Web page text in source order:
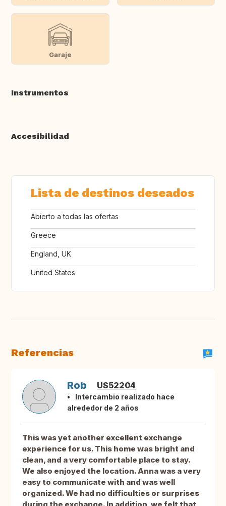
Garaje
Instrumentos
Accesibilidad
Lista de destinos deseados
Abierto a todas las ofertas
Greece
England, UK
United States
Referencias
Rob US52204
Intercambio realizado hace
alrededor de 2 años
This was yet another excellent exchange
experience for us. This home was bright and
clean, and a very comfortable place to stay.
We also enjoyed the location. Anna was a very
easy to communicate with and was well
organized. We had no difficulties or surprises